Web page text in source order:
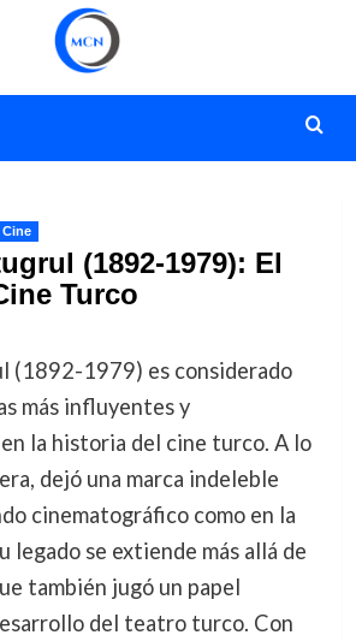
(1892-1979): El
Turco
(1892-1979) es considerado
más influyentes y
la historia del cine turco. A lo
dejó una marca indeleble
cinematográfico como en la
legado se extiende más allá de
también jugó un papel
del teatro turco. Con